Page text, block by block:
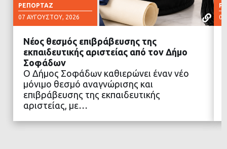
ΡΕΠΟΡΤΆΖ
07 ΑΥΓΟΎΣΤΟΥ, 2026
ΔΙΑΒΑΣΤΕ ΠΕΡΙΣΣΟΤΕΡΑ
Νέος θεσμός επιβράβευσης της
εκπαιδευτικής αριστείας από τον Δήμο
Σοφάδων
Ο Δήμος Σοφάδων καθιερώνει έναν νέο
μόνιμο θεσμό αναγνώρισης και
επιβράβευσης της εκπαιδευτικής
αριστείας, με…